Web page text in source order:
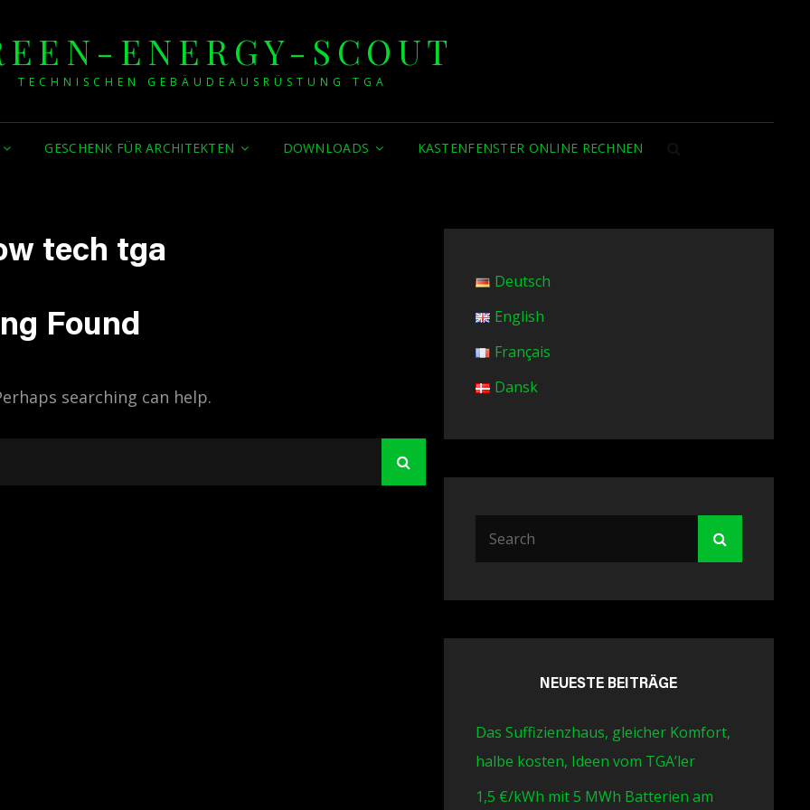
ENERGY-SCOUT
TECHNISCHEN GEBÄUDEAUSRÜSTUNG TGA
GESCHENK FÜR ARCHITEKTEN DOWNLOADS KASTENFENSTER ONLINE RECHNEN
tech tga
Found
searching can help.
Deutsch
English
Français
Dansk
NEUESTE BEITRÄGE
Das Suffizienzhaus, gleicher Komfort,
halbe kosten, Ideen vom TGA’ler
1,5 €/kWh mit 5 MWh Batterien am